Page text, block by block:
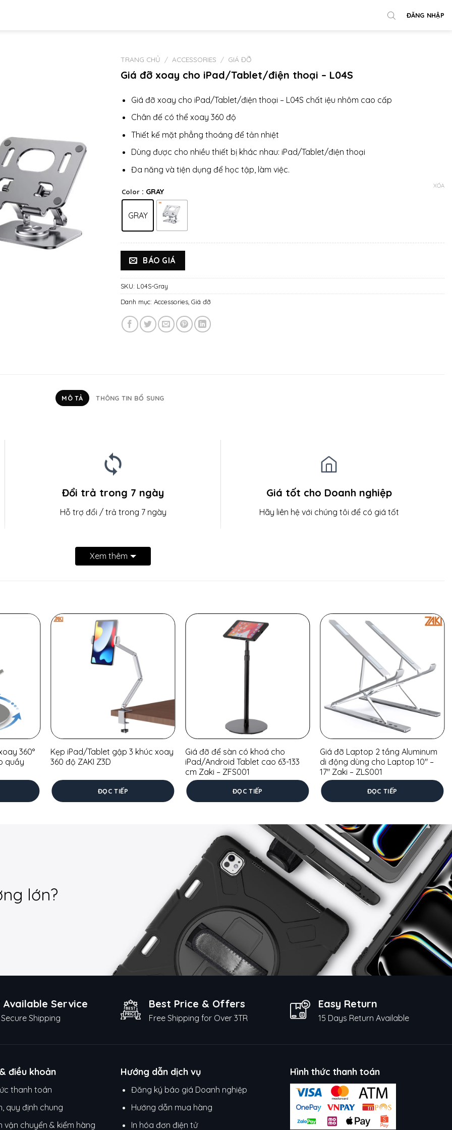
ĐĂNG NHẬP
TRANG CHỦ / ACCESSORIES / GIÁ ĐỠ
Giá đỡ xoay cho iPad/Tablet/điện thoại – L04S
Giá đỡ xoay cho iPad/Tablet/điện thoại – L04S chất iệu nhôm cao cấp
Chân đế có thể xoay 360 độ
Thiết kế mặt phẳng thoáng để tản nhiệt
Dùng được cho nhiều thiết bị khác nhau: iPad/Tablet/điện thoại
Đa năng và tiện dụng để học tập, làm việc.
Color : GRAY
GRAY
XÓA
BÁO GIÁ
SKU: L04S-Gray
Danh mục: Accessories, Giá đỡ
MÔ TẢ THÔNG TIN BỔ SUNG
Đổi trả trong 7 ngày
Hỗ trợ đổi / trả trong 7 ngày
Giá tốt cho Doanh nghiệp
Hãy liên hệ với chúng tôi để có giá tốt
tròn trung tâm, cho phép phần trên của giá đỡ xoay vô hạn theo cả hai hướng.
trên giá đỡ, giúp cải thiện luồng không khí, ngăn ngừa máy tính xách tay của bạn bị quá nóng.
gồm MacBook Pro/Air, Dell, Asus và Lenovo.
vời. Thiết kế có thể gập gọn và xoay linh hoạt, giúp mọi người xung quanh bàn dễ dàng xem màn hình laptop.
Xem thêm
360°
quầy
Kẹp iPad/Tablet gập 3 khúc xoay
360 độ ZAKI Z3D
ĐỌC TIẾP
Giá đỡ để sàn có khoá cho
iPad/Android Tablet cao 63-133
cm Zaki – ZFS001
ĐỌC TIẾP
Giá đỡ Laptop 2 tầng Aluminum
di động dùng cho Laptop 10″ –
17″ Zaki – ZLS001
ĐỌC TIẾP
lớn?
Available Service
Shipping
Best Price & Offers
Free Shipping for Over 3TR
Easy Return
15 Days Return Available
điều khoản
thanh toán
quy định chung
vận chuyển & kiểm hàng
Hướng dẫn dịch vụ
Đăng ký báo giá Doanh nghiệp
Hướng dẫn mua hàng
In hóa đơn điện tử
Hình thức thanh toán